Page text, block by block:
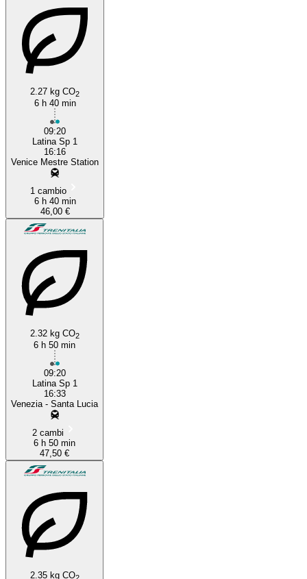
2.27 kg CO2
6 h 40 min
09:20
Latina Sp 1
16:16
Venice Mestre Station
1 cambio
6 h 40 min
46,00 €
2.32 kg CO2
6 h 50 min
09:20
Latina Sp 1
16:33
Venezia - Santa Lucia
2 cambi
6 h 50 min
47,50 €
2.35 kg CO